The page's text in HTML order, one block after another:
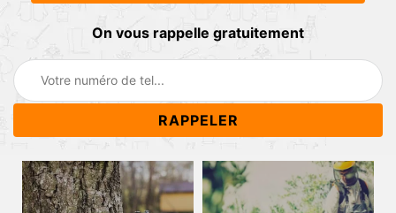
On vous rappelle gratuitement